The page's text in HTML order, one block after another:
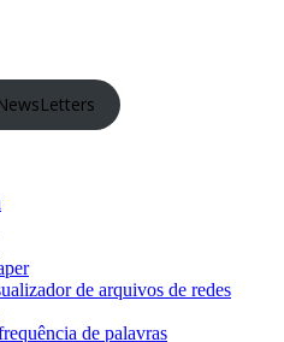
de arquivos de redes
de palavras